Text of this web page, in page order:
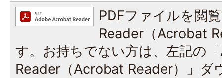
PDFファイルを閲
Reader（Acrobat
す。お持ちでない方は、左記の
Reader（Acrobat Reader）」ダ